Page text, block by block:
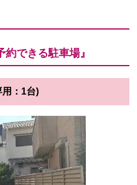
できる駐車場』
用：1台)